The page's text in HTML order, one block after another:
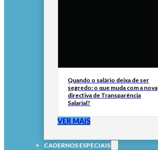
Quando o salário deixa de ser
segredo: o que muda com a nova
directiva de Transparência
Salarial?
VER MAIS
CADERNOS ESPECIAIS